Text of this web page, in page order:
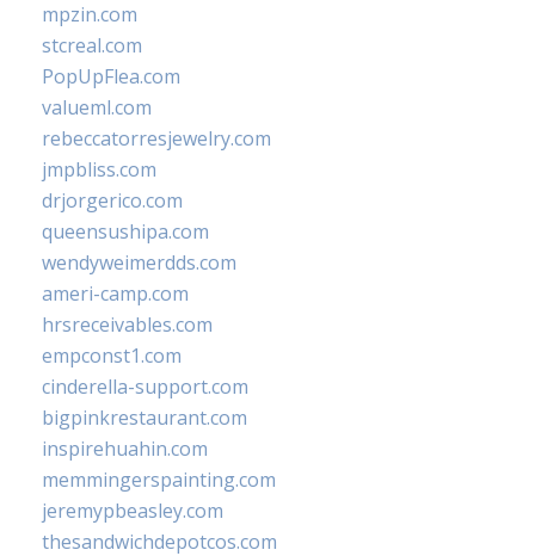
mpzin.com
stcreal.com
PopUpFlea.com
valueml.com
rebeccatorresjewelry.com
jmpbliss.com
drjorgerico.com
queensushipa.com
wendyweimerdds.com
ameri-camp.com
hrsreceivables.com
empconst1.com
cinderella-support.com
bigpinkrestaurant.com
inspirehuahin.com
memmingerspainting.com
jeremypbeasley.com
thesandwichdepotcos.com